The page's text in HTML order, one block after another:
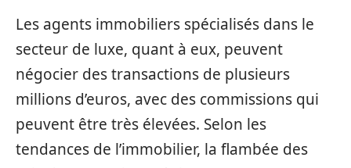
Les agents immobiliers spécialisés dans le
secteur de luxe, quant à eux, peuvent
négocier des transactions de plusieurs
millions d’euros, avec des commissions qui
peuvent être très élevées. Selon les
tendances de l’immobilier, la flambée des